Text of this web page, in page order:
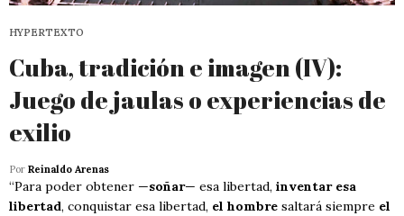
HYPERTEXTO
Cuba, tradición e imagen (IV):
Juego de jaulas o experiencias de
exilio
Por Reinaldo Arenas
“Para poder obtener —soñar— esa libertad, inventar esa
libertad, conquistar esa libertad, el hombre saltará siempre el